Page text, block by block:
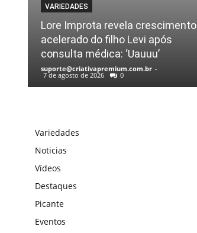
VARIEDADES
Lore Improta revela crescimento
acelerado do filho Levi após
consulta médica: ‘Uauuu’
suporte@criativapremium.com.br -
7 de agosto de 2026 0
Variedades
Noticias
Vídeos
Destaques
Picante
Eventos